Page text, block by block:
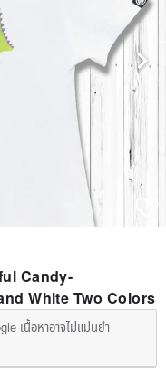
Candy-
White Two Colors
เนื้อหาอาจไม่แม่นยำ